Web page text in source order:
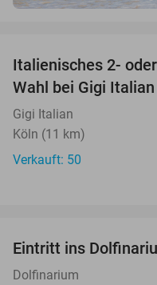
Italienisches 2-
Wahl bei Gigi
Gigi Italian
Köln (11 km)
Verkauft: 50
Eintritt ins
Dolfinarium